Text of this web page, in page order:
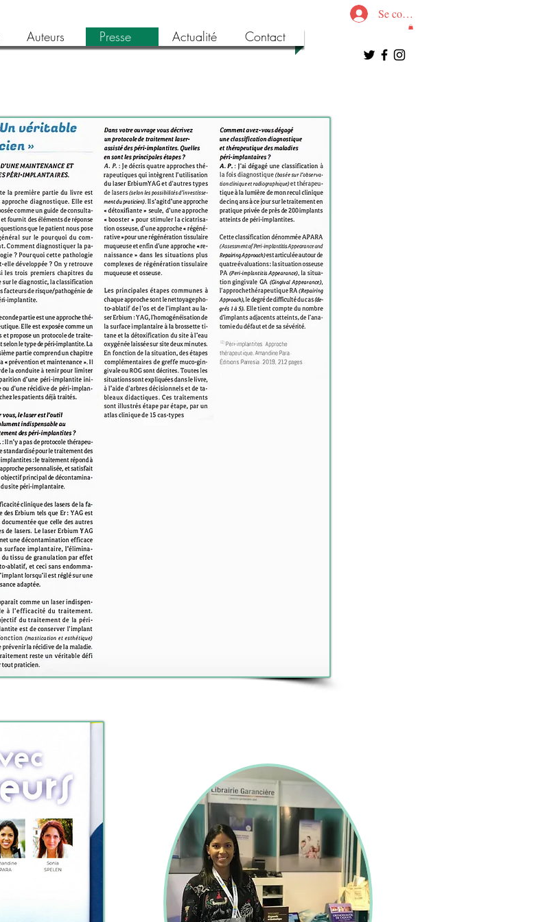
Auteurs Presse Actualité Contact
Se connecter